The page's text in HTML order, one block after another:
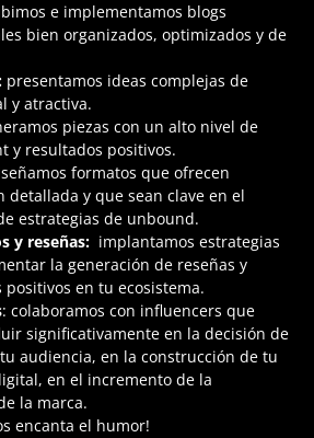
e implementamos blogs
bien organizados, optimizados y de
presentamos ideas complejas de
y atractiva.
piezas con un alto nivel de
y resultados positivos.
formatos que ofrecen
detallada y que sean clave en el
estrategias de unbound.
y reseñas:implantamos estrategias
la generación de reseñas y
en tu ecosistema.
: colaboramos con influencers que
significativamente en la decisión de
audiencia, en la construcción de tu
en el incremento de la
la marca.
encanta el humor!